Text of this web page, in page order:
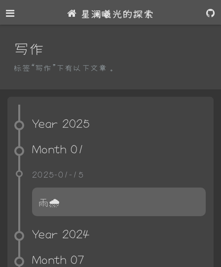
星澜曦光的探索
写作
标签“写作”下有以下文章。
Year 2025
Month 01
2025-01-15
雨🌧
Year 2024
Month 07